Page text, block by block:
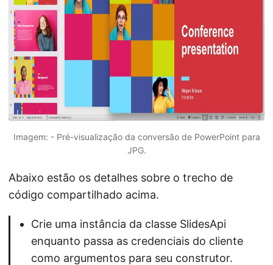
Imagem: - Pré-visualização da conversão de PowerPoint para
JPG.
Abaixo estão os detalhes sobre o trecho de
código compartilhado acima.
Crie uma instância da classe SlidesApi
enquanto passa as credenciais do cliente
como argumentos para seu construtor.